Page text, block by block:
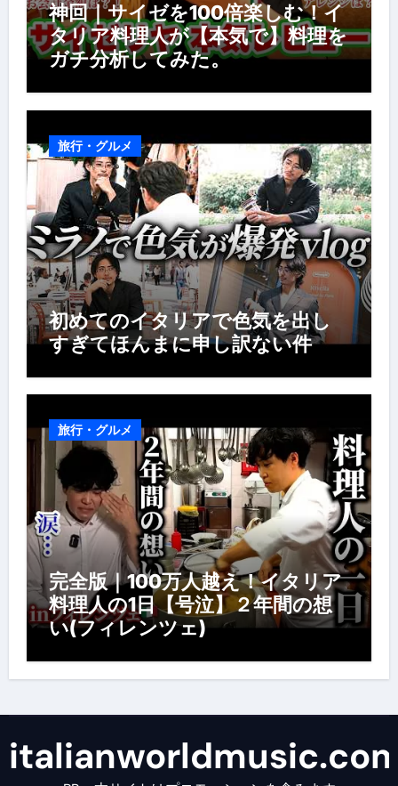
神回｜サイゼを100倍楽しむ！イ
タリア料理人が【本気で】料理を
ガチ分析してみた。
旅行・グルメ
初めてのイタリアで色気を出し
すぎてほんまに申し訳ない件
旅行・グルメ
完全版｜100万人越え！イタリア
料理人の1日【号泣】２年間の想
い(フィレンツェ)